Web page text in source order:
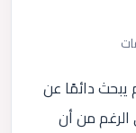
يبحث دائمًا عن
الرغم من أن